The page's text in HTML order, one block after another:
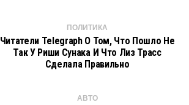
ПОЛИТИКА
Читатели Telegraph О Том, Что Пошло Не
Так У Риши Сунака И Что Лиз Трасс
Сделала Правильно
АВТО